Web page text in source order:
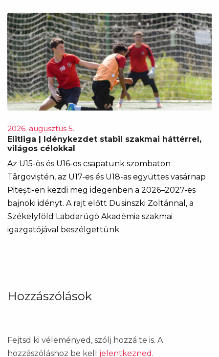
2026. augusztus 5.
Elitliga | Idénykezdet stabil szakmai háttérrel,
világos célokkal
Az U15-ös és U16-os csapatunk szombaton
Târgoviștén, az U17-es és U18-as együttes vasárnap
Pitești-en kezdi meg idegenben a 2026–2027-es
bajnoki idényt. A rajt előtt Dusinszki Zoltánnal, a
Székelyföld Labdarúgó Akadémia szakmai
igazgatójával beszélgettünk.
Hozzászólások
Fejtsd ki véleményed, szólj hozzá te is. A
hozzászóláshoz be kell jelentkezned .